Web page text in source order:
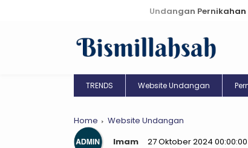
Undangan Pernikahan Digital:
TRENDS Website Undangan
Home
Website Undangan
Imam
27 Oktober 2024 00:00:00